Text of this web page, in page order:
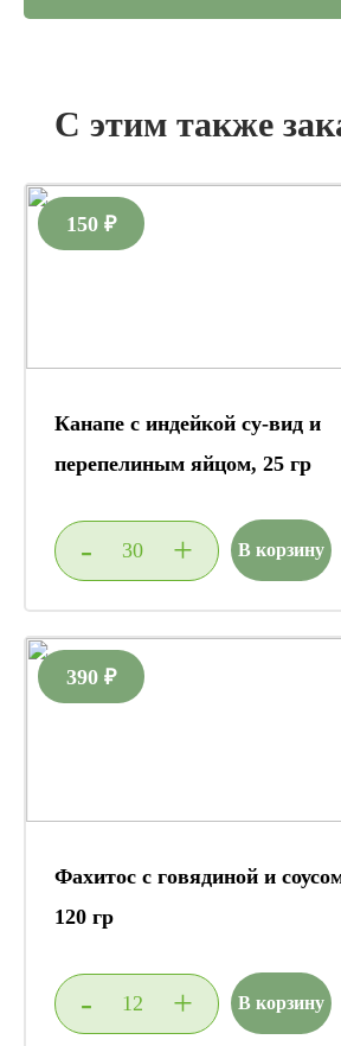
С этим также
150 ₽
Канапе с индейкой су-вид и
перепелиным яйцом, 25 гр
- + В корзину
390 ₽
Фахитос с говядиной и
120 гр
- + В корзину